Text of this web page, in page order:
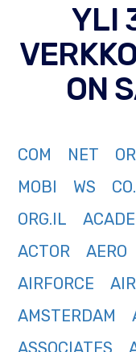
YLI
ON
COM NET
MOBI
WS
ORG.IL
ACTOR
AERO
AIRFORCE
AMSTERDAM
ASSOCIATES